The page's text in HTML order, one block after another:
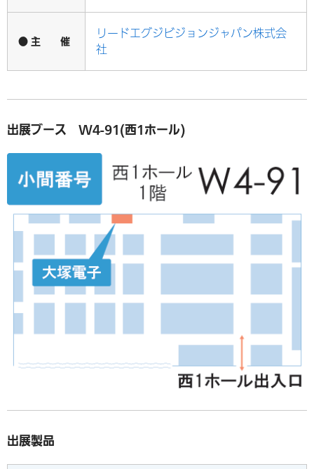
● 主 催
リードエグジビジョンジャパン株式会
社
出展ブース W4-91(西1ホール)
出展製品